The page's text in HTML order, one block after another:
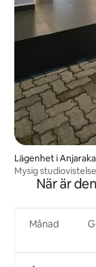
Lägenhet i
Mysig
När är
Månad